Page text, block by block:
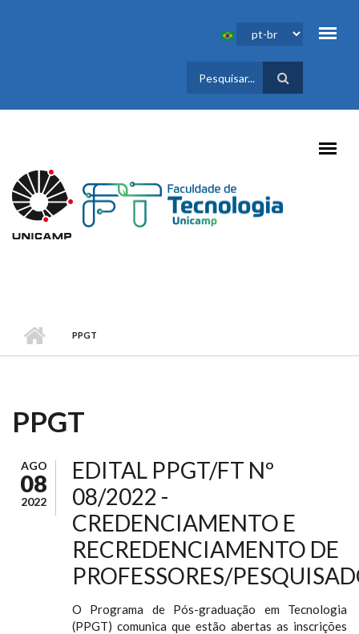
FORMULÁRIO
DE BUSCA
PPGT
PPGT
AGO
08
2022
EDITAL PPGT/FT Nº
08/2022 -
CREDENCIAMENTO E
RECREDENCIAMENTO DE
PROFESSORES/
O Programa de Pós-graduação em Tecnologia
(PPGT) comunica que estão abertas as inscrições